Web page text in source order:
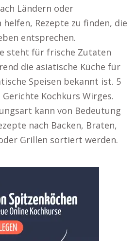
Ländern oder
helfen, Rezepte zu finden, die
entsprechen.
steht für frische Zutaten
die asiatische Küche für
Speisen bekannt ist. 5
Kochkurs Wirges.
kann von Bedeutung
nach Backen, Braten,
Grillen sortiert werden.